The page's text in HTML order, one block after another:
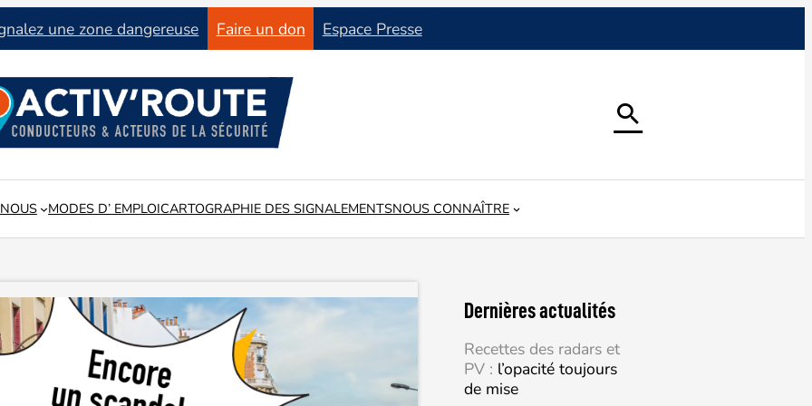
une zone dangereuse Faire un don Espace Presse

MODES D’ EMPLOICARTOGRAPHIE DES SIGNALEMENTSNOUS CONNAÎTRE
Dernières actualités
Recettes des radars et
PV : l’opacité toujours
de mise